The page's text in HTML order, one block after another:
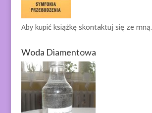
Aby kupić książkę skontaktuj się ze mną.
Woda Diamentowa